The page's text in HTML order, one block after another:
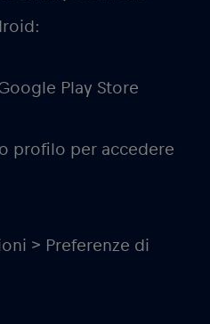
Play Store
profilo per accedere
> Preferenze di